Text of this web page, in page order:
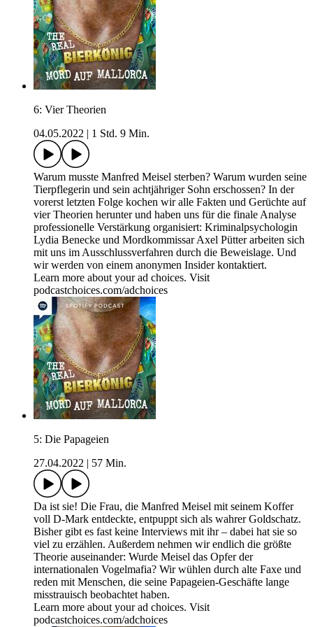
6: Vier Theorien
04.05.2022
1 Std. 9 Min.
Warum musste Manfred Meisel sterben? Warum wurden seine
Tierpflegerin und sein achtjähriger Sohn erschossen? In der
vorerst letzten Folge kochen wir alle Fakten und Gerüchte auf
vier Theorien herunter und haben uns für die finale Analyse
professionelle Verstärkung organisiert: Kriminalpsychologin
Lydia Benecke und Mordkommissar Axel Pütter arbeiten sich
mit uns im Ausschlussverfahren durch die Beweislage. Und
wir werden von einem anonymen Insider kontaktiert.
Learn more about your ad choices. Visit
podcastchoices.com/adchoices
5: Die Papageien
27.04.2022
57 Min.
Da ist sie! Die Frau, die Manfred Meisel mit seinem Koffer
voll D-Mark entdeckte, entpuppt sich als wahrer Goldschatz.
Bisher gibt es fast keine Interviews mit ihr – dabei hat sie so
viel zu erzählen. Außerdem nehmen wir endlich die größte
Theorie auseinander: Wurde Meisel das Opfer der
internationalen Vogelmafia? Wir wühlen durch alte Faxe und
reden mit Menschen, die seine Papageien-Geschäfte lange
misstrauisch beobachtet haben.
Learn more about your ad choices. Visit
podcastchoices.com/adchoices